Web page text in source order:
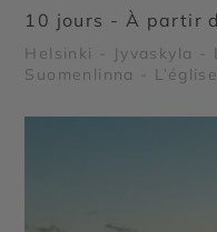
10 jours - À partir
Helsinki - Jyvaskyla -
Suomenlinna -